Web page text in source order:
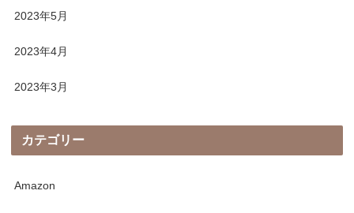
2023年5月
2023年4月
2023年3月
カテゴリー
Amazon